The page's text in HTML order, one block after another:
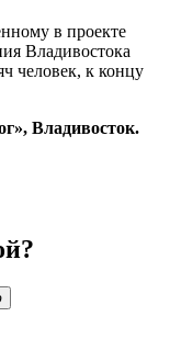
в проекте
Владивостока
человек, к концу
Владивосток.